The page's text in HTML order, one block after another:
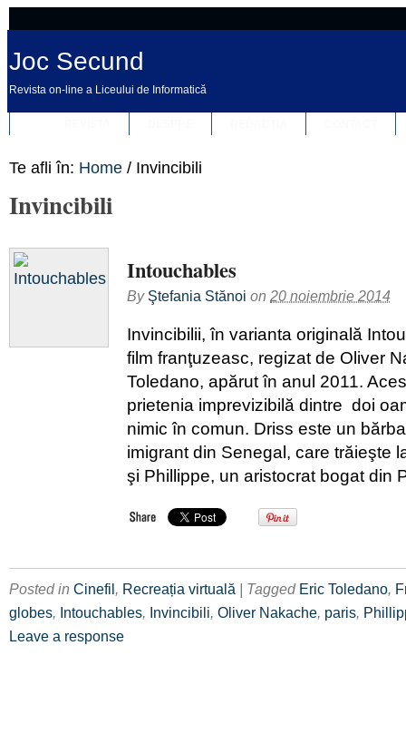
Joc Secund
Revista on-line a Liceului de Informatică
Te afli în: Home / Invincibili
Invincibili
Intouchables
By Ştefania Stănoi on 20 noiembrie 2014
Invincibilii, în varianta originală
film franţuzeasc, regizat de Oliver
Toledano, apărut în anul 2011.
prietenia imprevizibilă dintre doi
nimic în comun. Driss este un
imigrant din Senegal, care trăieşte
şi Phillippe, un aristocrat bogat din
Posted in Cinefil, Recreația virtuală | Tagged Eric Toledano,
globes, Intouchables, Invincibili, Oliver Nakache, paris,
Leave a response